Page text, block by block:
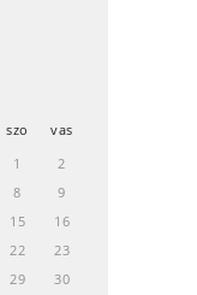
szo
vas
1
2
8
9
15
16
22
23
29
30